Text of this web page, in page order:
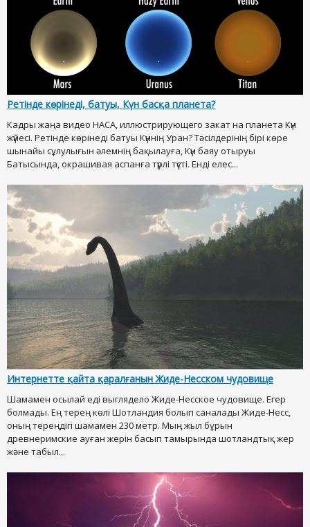
Ретінде көрінеді, батуы, Күн басқа планета?
Кадры жаңа видео НАСА, иллюстрирующего закат на планета Күн
жүйесі. Ретінде көрінеді батуы Күннің Уран? Тәсілдерінің бірі көре
шынайы сұлулығын әлемнің бақылауға, Күн баяу отыруы
Батысында, окрашивая аспанға түрлі түсті. Енді елес...
Интернетте қайта қаралғанын Жиде-Несском чудовище
Шамамен осылай еді выглядело Жиде-Несское чудовище. Егер
болмады. Ең терең көлі Шотландия болып саналады Жиде-Несс,
оның тереңдігі шамамен 230 метр. Мың жыл бұрын
древнеримские ауған жерін басып тамырында шотландтық жер
және табыл...